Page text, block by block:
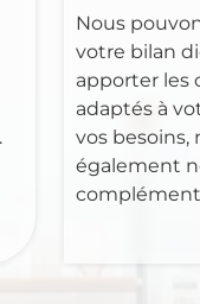
Nous
votre bilan
apporter les
adaptés à
vos besoins,
également